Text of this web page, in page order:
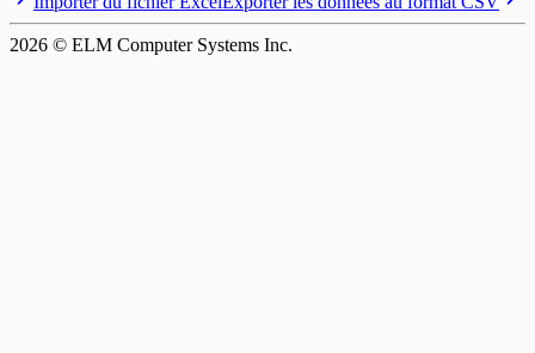
2026 © ELM Computer Systems Inc.